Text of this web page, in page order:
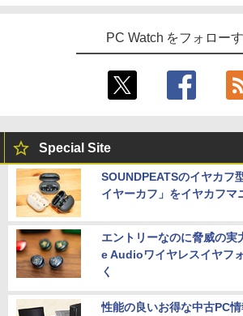
PC Watch をフォロー
Special Site
SOUNDPEATSのイヤカフ
イヤーカフ」をイヤカフマ
エントリーなのに脅威の
e Audioワイヤレスイヤフ
く
性能の良いお得な中古PC